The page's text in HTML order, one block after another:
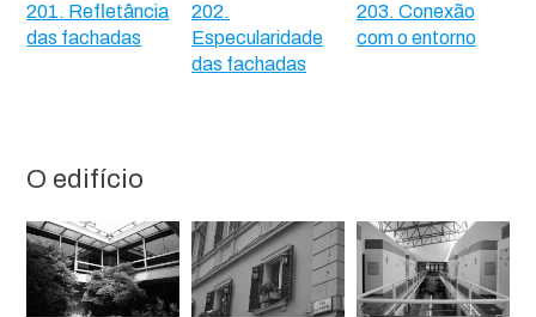
201. Refletância
das fachadas
202.
Especularidade
das fachadas
203. Conexão
com o entorno
O edifício